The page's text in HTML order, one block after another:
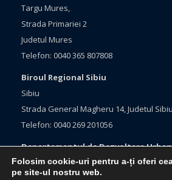
Targu Mures,
Strada Primariei 2
Judetul Mures
Telefon: 0040 365 807808
Biroul Regional Sibiu
Sibiu
Strada General Magheru 14, Judetul Sibiu
Telefon: 0040 269 201056
Departamentul de Dezvoltare
Brasov, Bulevardul Eroilor 33
Folosim cookie-uri pentru a-ți oferi
pe site-ul nostru web.